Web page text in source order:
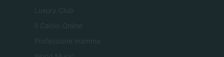
Luxury Club
Il Calcio Online
Professione mamma